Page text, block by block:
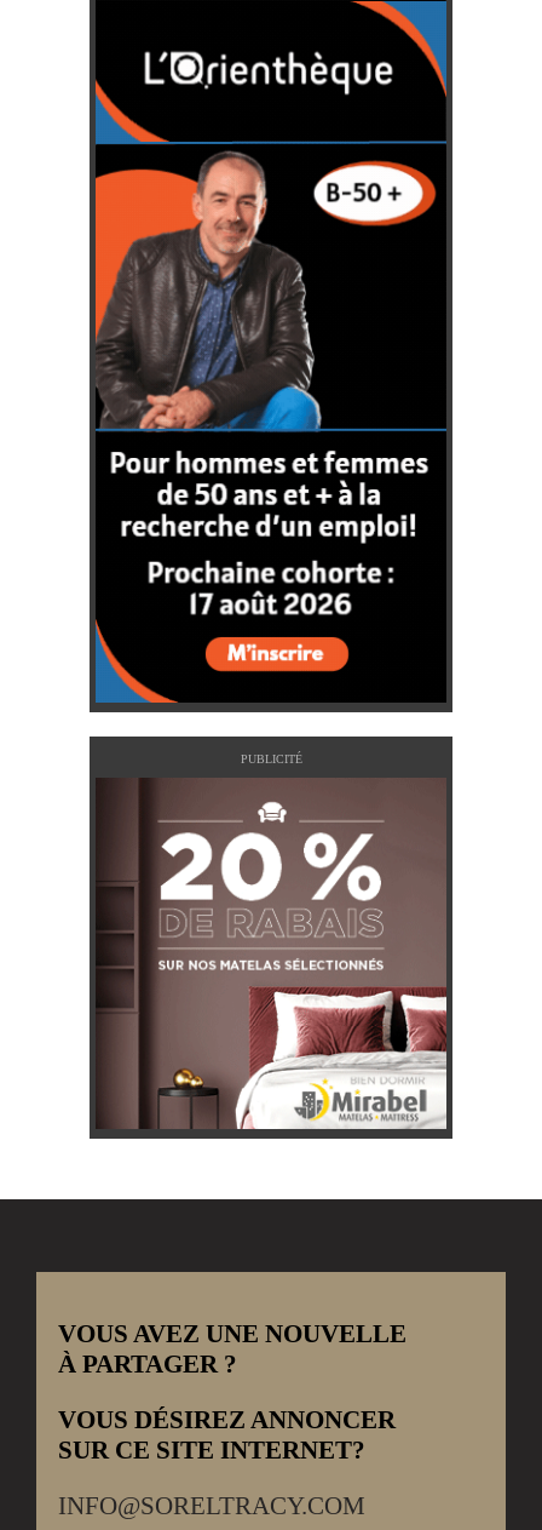
PUBLICITÉ
VOUS AVEZ UNE NOUVELLE
À PARTAGER ?
VOUS DÉSIREZ ANNONCER
SUR CE SITE INTERNET?
INFO@SORELTRACY.COM